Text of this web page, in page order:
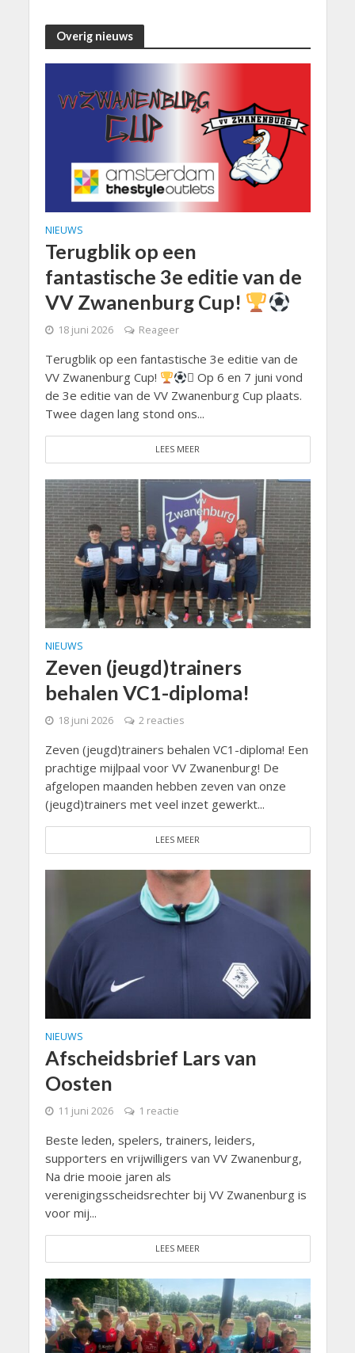
Overig nieuws
NIEUWS
Terugblik op een
fantastische 3e editie van de
VV Zwanenburg Cup!
18 juni 2026 Reageer
Terugblik op een fantastische 3e editie van de
VV Zwanenburg Cup!
 Op 6 en 7 juni vond
de 3e editie van de VV Zwanenburg Cup plaats.
Twee dagen lang stond ons...
LEES MEER
NIEUWS
Zeven (jeugd)trainers
behalen VC1-diploma!
18 juni 2026 2 reacties
Zeven (jeugd)trainers behalen VC1-diploma! Een
prachtige mijlpaal voor VV Zwanenburg! De
afgelopen maanden hebben zeven van onze
(jeugd)trainers met veel inzet gewerkt...
LEES MEER
NIEUWS
Afscheidsbrief Lars van
Oosten
11 juni 2026 1 reactie
Beste leden, spelers, trainers, leiders,
supporters en vrijwilligers van VV Zwanenburg,
Na drie mooie jaren als
verenigingsscheidsrechter bij VV Zwanenburg is
voor mij...
LEES MEER